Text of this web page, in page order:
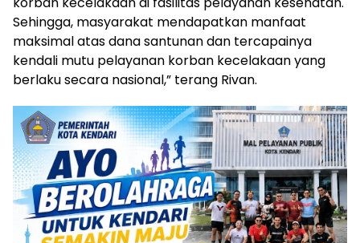
Sehingga, masyarakat mendapatkan manfaat
maksimal atas dana santunan dan tercapainya
kendali mutu pelayanan korban kecelakaan yang
berlaku secara nasional,” terang Rivan.